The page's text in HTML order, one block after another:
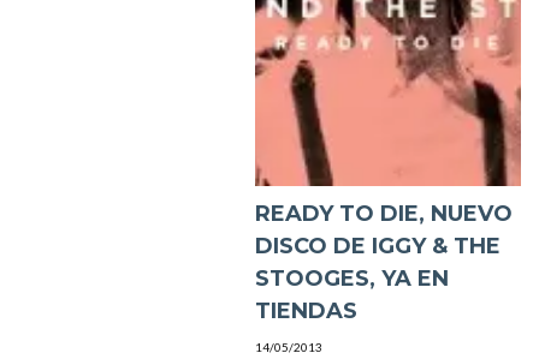
READY TO DIE, NUEVO
DISCO DE IGGY & THE
STOOGES, YA EN
TIENDAS
14/05/2013